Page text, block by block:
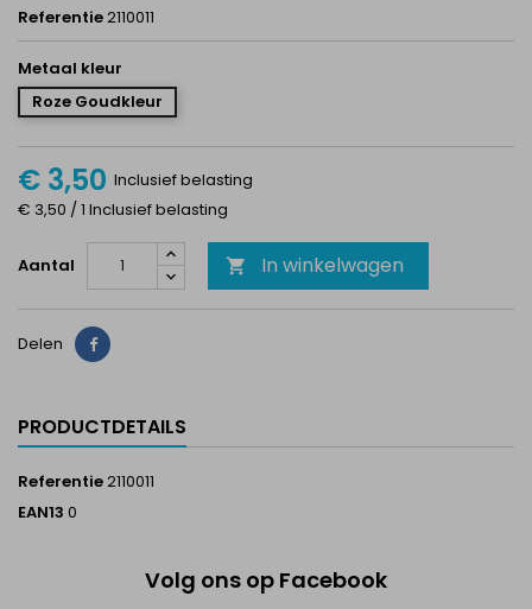
Referentie2110011
Metaal kleur
Roze Goudkleur
€ 3,50 Inclusief belasting
€ 3,50 / 1 Inclusief belasting
Aantal  In winkelwagen
Delen Delen
PRODUCTDETAILS
Referentie2110011
EAN13 0
Volg ons op Facebook